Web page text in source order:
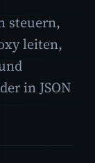
steuern,
leiten,
in JSON